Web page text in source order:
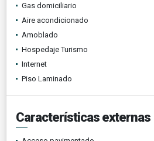
Gas domiciliario
Aire acondicionado
Amoblado
Hospedaje Turismo
Internet
Piso Laminado
Características externas